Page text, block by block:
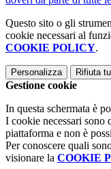
Questo sito o gli
cookie necessari al
COOKIE POLICY.
Personalizza Rifiuta
Gestione cookie
In questa schermata è
I cookie necessari sono
piattaforma e non è
Per conoscere quali
visionare la COOKIE